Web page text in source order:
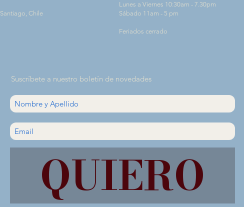
Santiago, Chile
Lunes a Viernes 10:30am - 7.30pm
Sábado 11am - 5 pm
Feriados cerrado
Suscríbete a nuestro boletín de novedades
QUIERO